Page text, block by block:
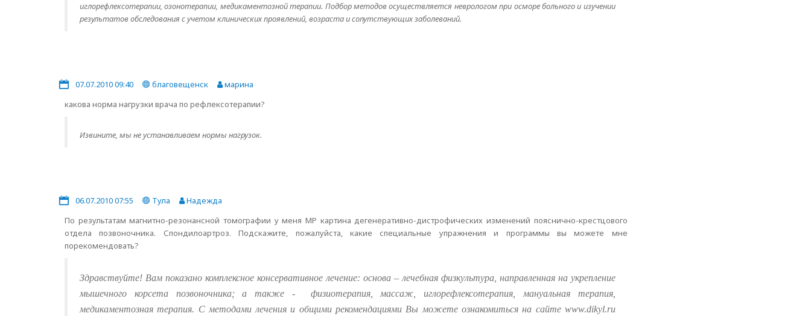
иглорефлексотерапии, озонотерапии, медикаментозной терапии. Подбор методов осуществляется неврологом при осморе больного и изучении
результатов обследования с учетом клинических проявлений, возраста и сопутствующих заболеваний.
07.07.2010 09:40 благовещенск
марина
какова норма нагрузки врача по рефлексотерапии?
Извините, мы не устанавливаем нормы нагрузок.
06.07.2010 07:55 Тула
Надежда
По результатам магнитно-резонансной томографии у меня МР картина дегенеративно-дистрофических изменений пояснично-крестцового
отдела позвоночника. Спондилоартроз. Подскажите, пожалуйста, какие специальные упражнения и программы вы можете мне
порекомендовать?
Здравствуйте! Вам показано комплексное консервативное лечение: основа – лечебная физкультура, направленная на укрепление
мышечного корсета позвоночника; а также -
физиотерапия, массаж, иглорефлексотерапия, мануальная терапия,
медикаментозная терапия. С методами лечения и общими рекомендациями Вы можете ознакомиться на сайте www.dikyl.ru